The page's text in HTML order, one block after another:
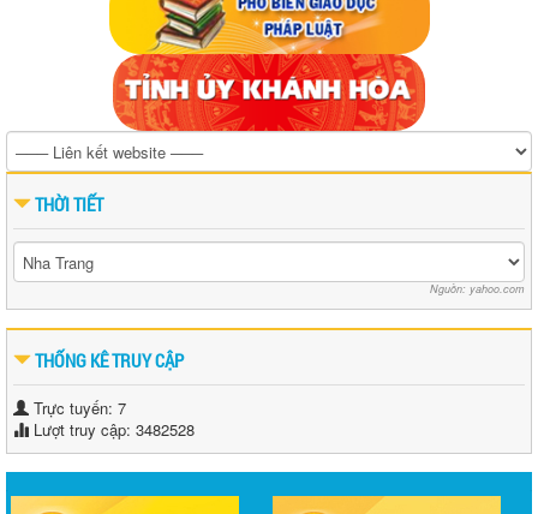
THỜI TIẾT
Nguồn: yahoo.com
THỐNG KÊ TRUY CẬP
Trực tuyến: 7
Lượt truy cập: 3482528